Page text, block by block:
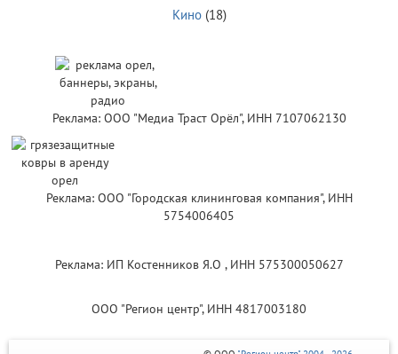
Кино(18)
Реклама: ООО "Медиа Траст Орёл", ИНН 7107062130
Реклама: ООО "Городская клининговая компания", ИНН
5754006405
Реклама: ИП Костенников Я.О , ИНН 575300050627
ООО "Регион центр", ИНН 4817003180